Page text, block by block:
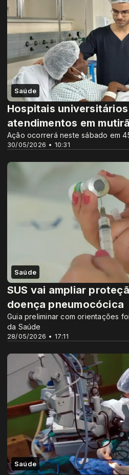
Saúde
30/05/2026 • 10:31
Hospitais
atendimentos em
Ação ocorrerá neste sábado em
Saúde
28/05/2026 • 17:11
SUS vai ampliar
doença pneumocócica
Guia preliminar com orientações
da Saúde
Saúde